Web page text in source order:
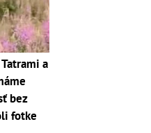
a
bez
fotke